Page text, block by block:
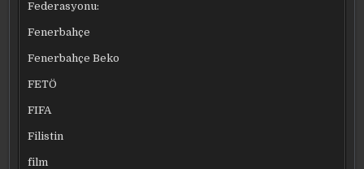
Federasyonu:
Fenerbahçe
Fenerbahçe Beko
FETÖ
FIFA
Filistin
film